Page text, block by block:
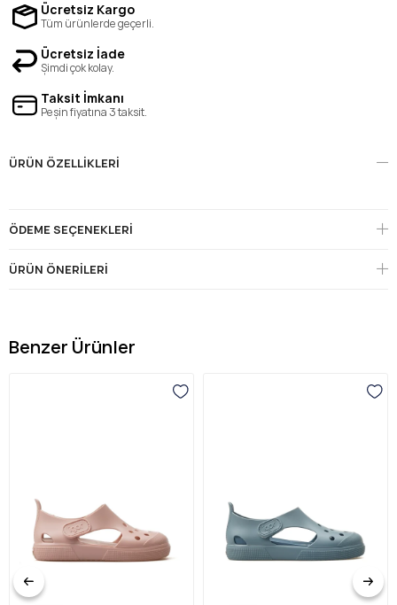
Ücretsiz Kargo
Tüm ürünlerde geçerli.
Ücretsiz İade
Şimdi çok kolay.
Taksit İmkanı
Peşin fiyatına 3 taksit.
ÜRÜN ÖZELLIKLERI
ÖDEME SEÇENEKLERI
ÜRÜN ÖNERILERI
Benzer Ürünler